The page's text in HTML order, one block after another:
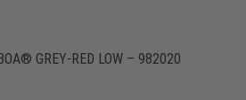
GREY-RED LOW – 982020